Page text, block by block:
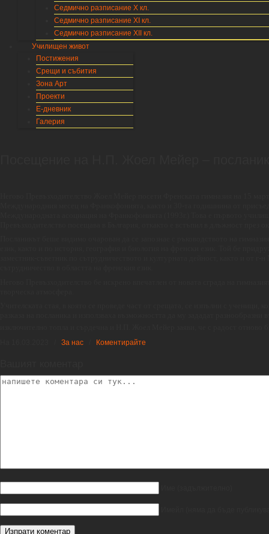
Седмично разписание X кл.
Седмично разписание XI кл.
Седмично разписание XII кл.
Училищен живот
Постижения
Срещи и събития
Зона Арт
Проекти
Е-дневник
Галерия
За нас Коментирайте